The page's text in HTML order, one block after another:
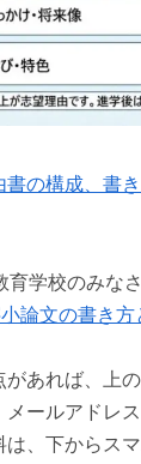
書の構成、書
学校のみな
論文の書き方
あれば、上
ールアドレ
、下からス